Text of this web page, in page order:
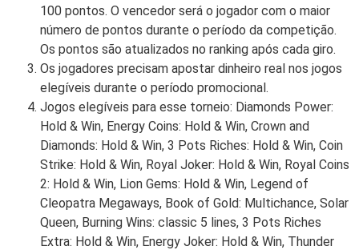
100 pontos. O vencedor será o jogador com o maior
número de pontos durante o período da competição.
Os pontos são atualizados no ranking após cada giro.
Os jogadores precisam apostar dinheiro real nos jogos
elegíveis durante o período promocional.
Jogos elegíveis para esse torneio: Diamonds Power:
Hold & Win, Energy Coins: Hold & Win, Crown and
Diamonds: Hold & Win, 3 Pots Riches: Hold & Win, Coin
Strike: Hold & Win, Royal Joker: Hold & Win, Royal Coins
2: Hold & Win, Lion Gems: Hold & Win, Legend of
Cleopatra Megaways, Book of Gold: Multichance, Solar
Queen, Burning Wins: classic 5 lines, 3 Pots Riches
Extra: Hold & Win, Energy Joker: Hold & Win, Thunder